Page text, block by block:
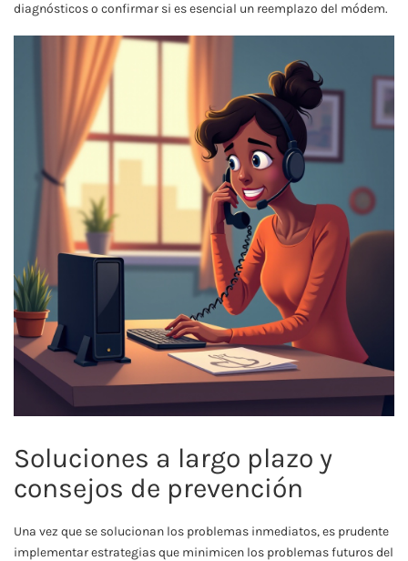
diagnósticos o confirmar si es esencial un reemplazo del módem.
Soluciones a largo plazo y
consejos de prevención
Una vez que se solucionan los problemas inmediatos, es prudente
implementar estrategias que minimicen los problemas futuros del